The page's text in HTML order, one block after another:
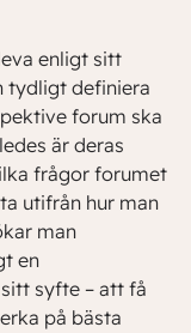
enligt sitt
tydligt definiera
forum ska
är deras
frågor forumet
utifrån hur man
man
en
syfte – att få
på bästa